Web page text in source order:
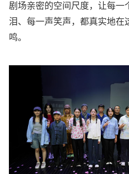
剧场亲密的空间尺度，让每一
泪、每一声笑声，都真实地在
鸣。